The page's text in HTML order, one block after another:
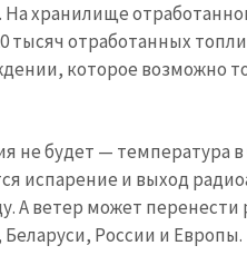
хранилище
тысяч отработанных
которое возможно
не будет — температура
испарение и выход
А ветер может перенести
России и Европы.